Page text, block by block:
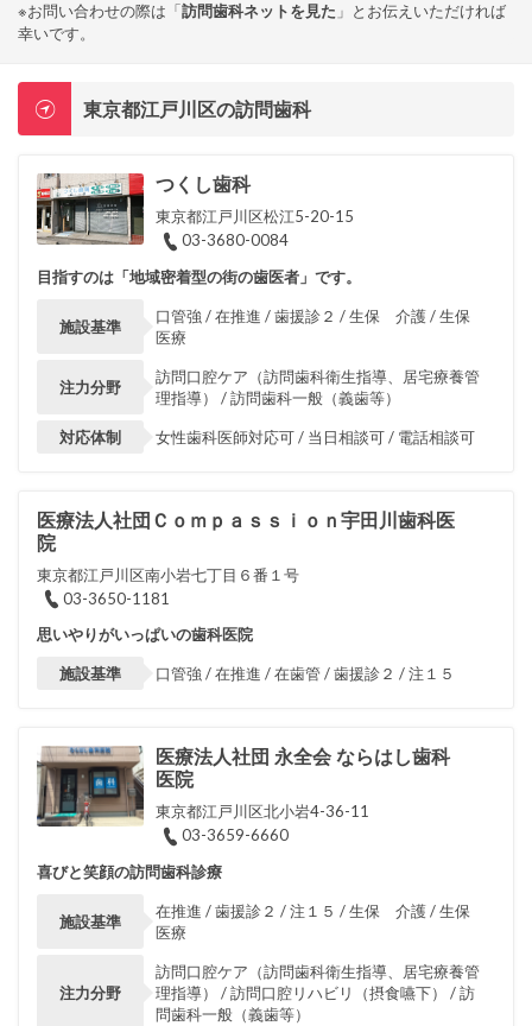
※お問い合わせの際は「訪問歯科ネットを見た 」とお伝えいただければ
幸いです。
東京都江戸川区の訪問歯科
つくし歯科
東京都江戸川区松江5-20-15
03-3680-0084
目指すのは「地域密着型の街の歯医者」です。
施設基準
口管強 / 在推進 / 歯援診２ / 生保 介護 / 生保
医療
注力分野
訪問口腔ケア（訪問歯科衛生指導、居宅療養管
理指導） / 訪問歯科一般（義歯等）
対応体制 女性歯科医師対応可 / 当日相談可 / 電話相談可
医療法人社団Ｃｏｍｐａｓｓｉｏｎ宇田川歯科医
院
東京都江戸川区南小岩七丁目６番１号
03-3650-1181
思いやりがいっぱいの歯科医院
施設基準 口管強 / 在推進 / 在歯管 / 歯援診２ / 注１５
医療法人社団 永全会 ならはし歯科
医院
東京都江戸川区北小岩4-36-11
03-3659-6660
喜びと笑顔の訪問歯科診療
施設基準
在推進 / 歯援診２ / 注１５ / 生保 介護 / 生保
医療
注力分野
訪問口腔ケア（訪問歯科衛生指導、居宅療養管
理指導） / 訪問口腔リハビリ（摂食嚥下） / 訪
問歯科一般（義歯等）